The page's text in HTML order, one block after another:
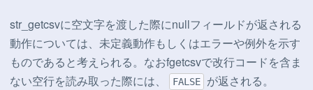
str_getcsvに空文字を渡した際にnullフィールドが返される
動作については、未定義動作もしくはエラーや例外を示す
ものであると考えられる。なおfgetcsvで改行コードを含ま
ない空行を読み取った際には、
FALSE が返される。